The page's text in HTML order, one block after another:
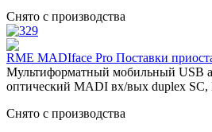
Снято с производства
RME MADIface Pro Поставки
Мультиформатный мобильный USB
оптический MADI вх/вых duplex SC,
Снято с производства